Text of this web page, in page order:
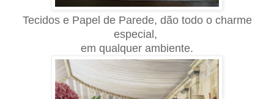
Tecidos e Papel de Parede, dão todo o charme
especial,
em qualquer ambiente.